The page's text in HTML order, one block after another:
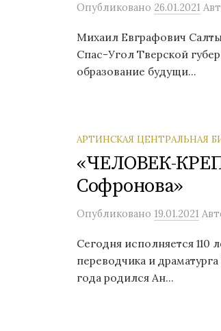
Опубликовано 26.01.2021
Михаил Евграфович
Спас-Угол Тверской
образование будущи...
АРТИНСКАЯ ЦЕНТРАЛЬНАЯ
«ЧЕЛОВЕК-
Софронова»
Опубликовано 19.01.2021
Сегодня исполняется 110
переводчика и
года родился Ан...